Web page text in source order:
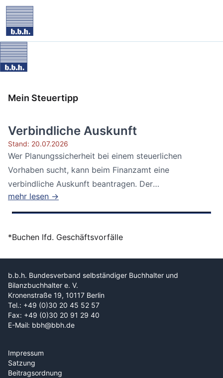
Mein Steuertipp
Verbindliche Auskunft
Stand: 20.07.2026
Wer Planungssicherheit bei einem steuerlichen
Vorhaben sucht, kann beim Finanzamt eine
verbindliche Auskunft beantragen. Der
Bundesfinanzhof...
mehr lesen →
*Buchen lfd. Geschäftsvorfälle
b.b.h. Bundesverband selbständiger Buchhalter und
Bilanzbuchhalter e. V.
Kronenstraße 19, 10117 Berlin
Tel.: +49 (0)30 20 45 52 57
Fax: +49 (0)30 20 91 29 40
E-Mail: bbh@bbh.de
Impressum
Satzung
Beitragsordnung